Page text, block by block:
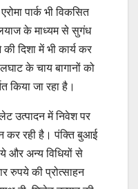
पार्क भी विकसित
के माध्यम से सुगंध
की दिशा में भी कार्य कर
के चाय बागानों को
किया जा रहा है।
उत्पादन में निवेश पर
कर रही है। पंक्ति बुआई
और अन्य विधियों से
रुपये की प्रोत्साहन